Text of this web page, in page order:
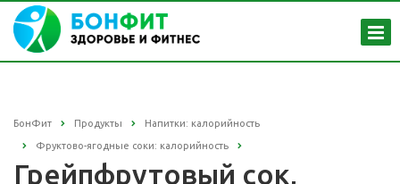
БонФит Продукты Напитки: калорийность
Фруктово-ягодные соки: калорийность
Грейпфрутовый сок,